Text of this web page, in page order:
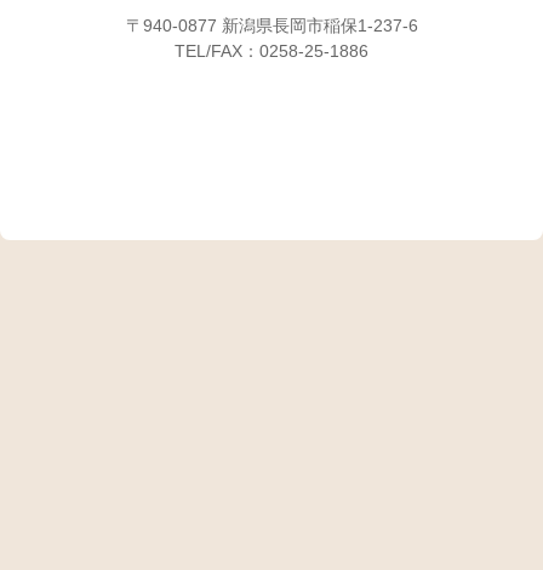
〒940-0877 新潟県長岡市稲保1-237-6
TEL/FAX：0258-25-1886